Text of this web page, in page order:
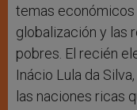
temas
globalización y las
pobres. El recién
Inácio Lula da
las naciones ricas